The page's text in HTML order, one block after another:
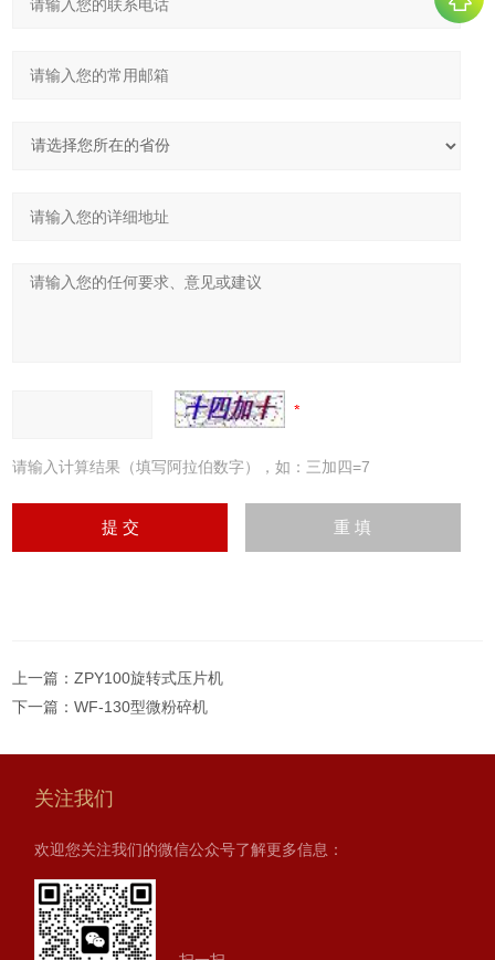
请输入计算结果（填写阿拉伯数字），如：三加四=7
上一篇：ZPY100旋转式压片机
下一篇：WF-130型微粉碎机
关注我们
欢迎您关注我们的微信公众号了解更多信息：